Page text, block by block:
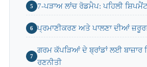
5 7-ਪੜਾਅ ਲਾਂਚ ਰੋਡਮੈਪ: ਪਹਿਲੀ
6 ਪ੍ਰਮਾਣੀਕਰਣ ਅਤੇ ਪਾਲਣਾ ਦੀਆਂ
7
ਗਰਮ ਕੱਪੜਿਆਂ ਦੇ ਬ੍ਰਾਂਡਾਂ ਲਈ ਬਾਜ਼ਾਰ
ਰਣਨੀਤੀ